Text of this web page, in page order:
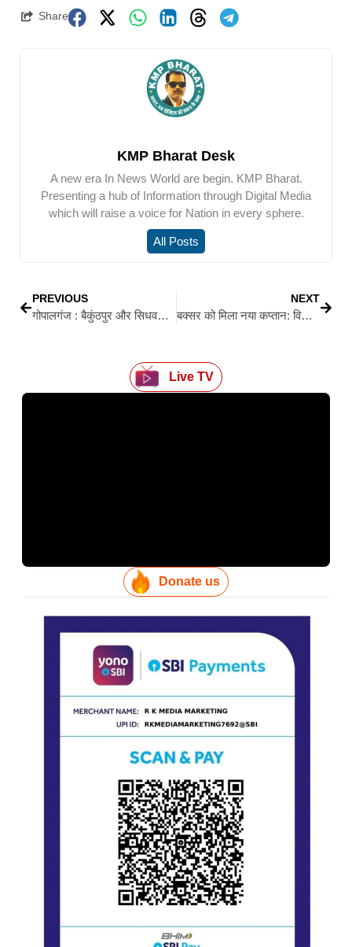
Share
KMP Bharat Desk
A new era In News World are begin. KMP Bharat.
Presenting a hub of Information through Digital Media
which will raise a voice for Nation in every sphere.
All Posts
PREVIOUS
गोपालगंज : बैकुंठपुर और सिधवलिया में राजद के प्रखंड अध्यक्ष निर्विरोध चुने गए, विधायक प्रेम शंकर यादव ने दी बधाई
NEXT
बक्सर को मिला नया कप्तान: विद्यानंद सिंह संभालेंगे जिलाधिकारी की कमान
Live TV
Donate us